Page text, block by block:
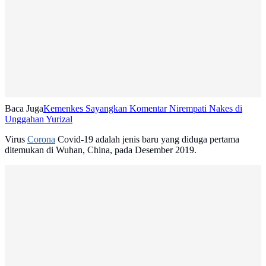
Baca JugaKemenkes Sayangkan Komentar Nirempati Nakes di
Unggahan Yurizal
Virus Corona Covid-19 adalah jenis baru yang diduga pertama
ditemukan di Wuhan, China, pada Desember 2019.